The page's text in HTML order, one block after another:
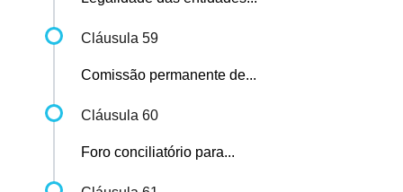
Cláusula 59
Comissão permanente de...
Cláusula 60
Foro conciliatório para...